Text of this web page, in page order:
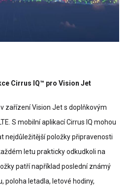
Cirrus IQ™ pro Vision Jet
zařízení Vision Jet s doplňkovým
S mobilní aplikací Cirrus IQ mohou
nejdůležitější položky připravenosti
letu prakticky odkudkoli na
patří například poslední známý
poloha letadla, letové hodiny,